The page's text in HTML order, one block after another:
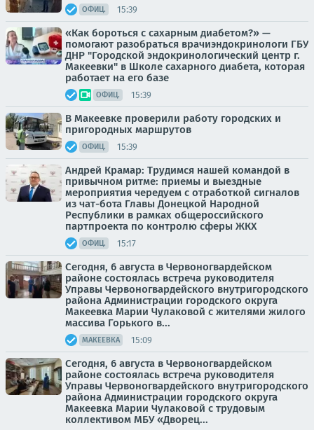
ОФИЦ. 15:39
«Как бороться с сахарным диабетом?» —
помогают разобраться врачиэндокринологи ГБУ
ДНР "Городской эндокринологический центр г.
Макеевки" в Школе сахарного диабета, которая
работает на его базе
ОФИЦ. 15:39
В Макеевке проверили работу городских и
пригородных маршрутов
ОФИЦ. 15:39
Андрей Крамар: Трудимся нашей командой в
привычном ритме: приемы и выездные
мероприятия чередуем с отработкой сигналов
из чат-бота Главы Донецкой Народной
Республики в рамках общероссийского
партпроекта по контролю сферы ЖКХ
ОФИЦ. 15:17
Сегодня, 6 августа в Червоногвардейском
районе состоялась встреча руководителя
Управы Червоногвардейского внутригородского
района Администрации городского округа
Макеевка Марии Чулаковой с жителями жилого
массива Горького в...
МАКЕЕВКА 15:09
Сегодня, 6 августа в Червоногвардейском
районе состоялась встреча руководителя
Управы Червоногвардейского внутригородского
района Администрации городского округа
Макеевка Марии Чулаковой с трудовым
коллективом МБУ «Дворец...